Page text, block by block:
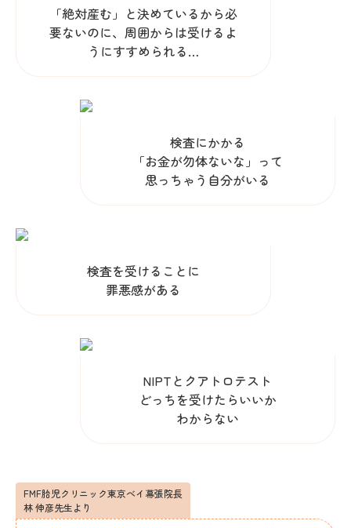
「絶対産む」と決めているから必
要ないのに、周囲からは受けるよ
うにすすめられる…
検査にかかる
「お金が勿体ないな」って
思っちゃう自分がいる
検査を受けることに
罪悪感がある
NIPTとクアトロテスト
どっちを受けたらいいか
わからない
FMF胎児クリニック東京べイ幕張院長
林 伸彦先生より